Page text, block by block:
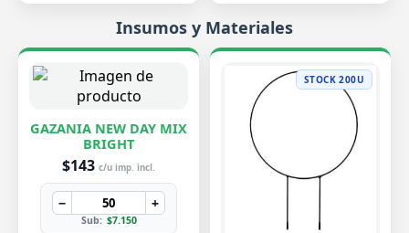
Insumos y Materiales
GAZANIA NEW DAY MIX
BRIGHT
$143 c/u imp. incl.
− +
Sub: $7.150
STOCK 200U